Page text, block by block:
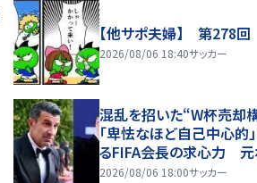
【他サポ夫婦】 第278回
2026/08/06 18:40サッカー
混乱を招いた“W杯売却
「卑怯なほど自己中心
るFIFA会長の求心力 元
ル代表フィーゴは猛烈批判
2026/08/06 18:00サッカー